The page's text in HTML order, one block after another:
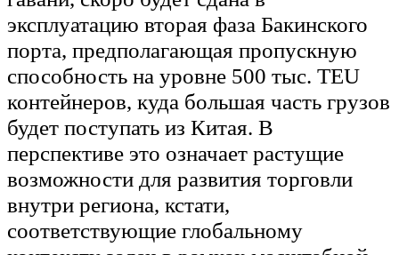
эксплуатацию вторая фаза Бакинского
порта, предполагающая пропускную
способность на уровне 500 тыс. ТЕU
контейнеров, куда большая часть грузов
будет поступать из Китая. В
перспективе это означает растущие
возможности для развития торговли
внутри региона, кстати,
соответствующие глобальному